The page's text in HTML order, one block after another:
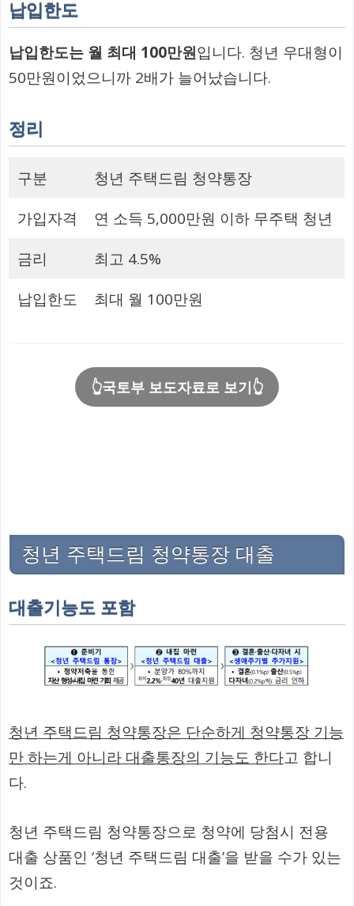
납입한도
납입한도는 월 최대 100만원입니다. 청년 우대형이
50만원이었으니까 2배가 늘어났습니다.
정리
구분
청년 주택드림 청약통장
가입자격
연 소득 5,000만원 이하 무주택 청년
금리
최고 4.5%
납입한도
최대 월 100만원
👆국토부 보도자료로 보기👆
청년 주택드림 청약통장 대출
대출기능도 포함
청년 주택드림 청약통장은 단순하게 청약통장 기능
만 하는게 아니라 대출통장의 기능도 한다고 합니
다.
청년 주택드림 청약통장으로 청약에 당첨시 전용
대출 상품인 ‘청년 주택드림 대출’을 받을 수가 있는
것이죠.